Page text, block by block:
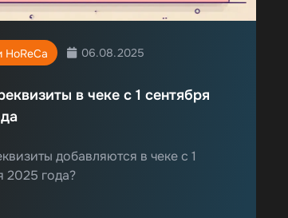
HoReCa 06.08.2025
в чеке с 1 сентября
добавляются в чеке с 1
2025 года?